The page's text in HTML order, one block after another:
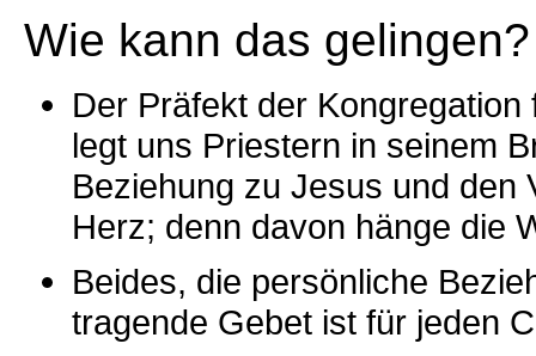
Wie kann das gelingen?
Der Präfekt der
legt uns Priestern in seinem
Beziehung zu Jesus und den
Herz; denn davon hänge die
Beides, die persönliche
tragende Gebet ist für jeden